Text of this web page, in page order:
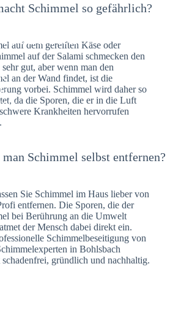
in Bohlsbach –
und Stelle
Schimmel so gefährlich?
auf dem gereiften Käse oder
auf der Salami schmecken den
sehr gut, aber wenn man den
an der Wand findet, ist die
vorbei. Schimmel wird daher so
da die Sporen, die er in die Luft
Krankheiten hervorrufen
Schimmel selbst entfernen?
Sie Schimmel im Haus lieber von
entfernen. Die Sporen, die der
bei Berührung an die Umwelt
der Mensch dabei direkt ein.
Schimmelbeseitigung von
in Bohlsbach
gründlich und nachhaltig.